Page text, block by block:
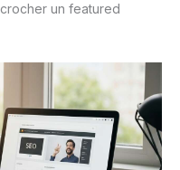
un featured